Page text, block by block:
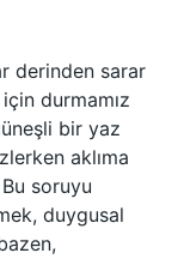
derinden sarar
durmamız
bir yaz
aklıma
soruyu
duygusal